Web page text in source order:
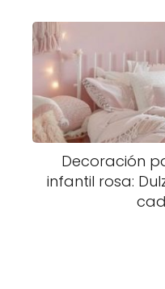
Decoración
infantil rosa: